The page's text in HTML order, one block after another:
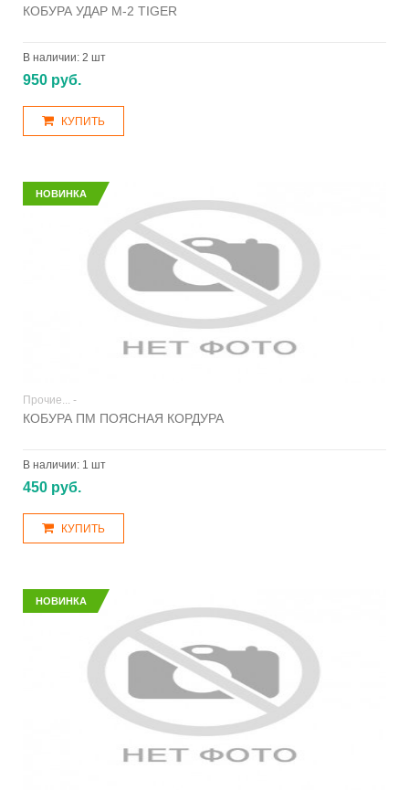
КОБУРА УДАР М-2 TIGER
В наличии: 2 шт
950 руб.
КУПИТЬ
НОВИНКА
Прочие... -
КОБУРА ПМ ПОЯСНАЯ КОРДУРА
В наличии: 1 шт
450 руб.
КУПИТЬ
НОВИНКА